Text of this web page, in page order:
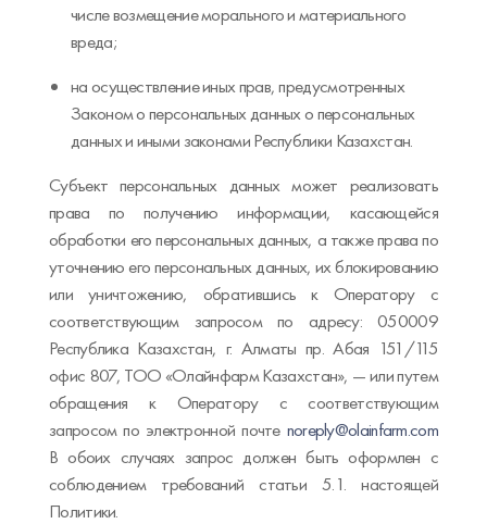
числе возмещение морального и материального
вреда;
на осуществление иных прав, предусмотренных
Законом о персональных данных о персональных
данных и иными законами Республики Казахстан.
Субъект персональных данных может реализовать
права по получению информации, касающейся
обработки его персональных данных, а также права по
уточнению его персональных данных, их блокированию
или уничтожению, обратившись к Оператору с
соответствующим запросом по адресу: 050009
Республика Казахстан, г. Алматы пр. Абая 151/115
офис 807, ТОО «Олайнфарм Казахстан», — или путем
обращения к Оператору с соответствующим
запросом по электронной почте noreply@olainfarm.com
В обоих случаях запрос должен быть оформлен с
соблюдением требований статьи 5.1. настоящей
Политики.